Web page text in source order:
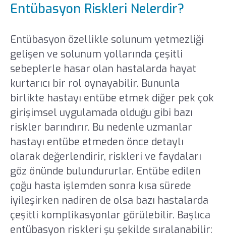
Entübasyon Riskleri Nelerdir?
Entübasyon özellikle solunum yetmezliği
gelişen ve solunum yollarında çeşitli
sebeplerle hasar olan hastalarda hayat
kurtarıcı bir rol oynayabilir. Bununla
birlikte hastayı entübe etmek diğer pek çok
girişimsel uygulamada olduğu gibi bazı
riskler barındırır. Bu nedenle uzmanlar
hastayı entübe etmeden önce detaylı
olarak değerlendirir, riskleri ve faydaları
göz önünde bulundururlar. Entübe edilen
çoğu hasta işlemden sonra kısa sürede
iyileşirken nadiren de olsa bazı hastalarda
çeşitli komplikasyonlar görülebilir. Başlıca
entübasyon riskleri şu şekilde sıralanabilir: